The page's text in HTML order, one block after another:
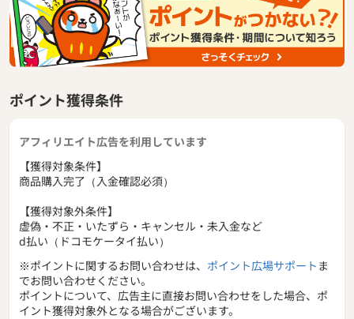
ポイント獲得条件
アフィリエイト広告を利用しています
【獲得対象条件】
商品購入完了（入金確認必須）
【獲得対象外条件】
虚偽・不正・いたずら・キャンセル・未入金など
d払い（ドコモケータイ払い）
※ポイントに関するお問い合わせは、 ポイント広場サポート ま
でお問い合わせください。
ポイントについて、広告主に直接お問い合わせをした場合、ポ
イント獲得対象外となる場合がございます。